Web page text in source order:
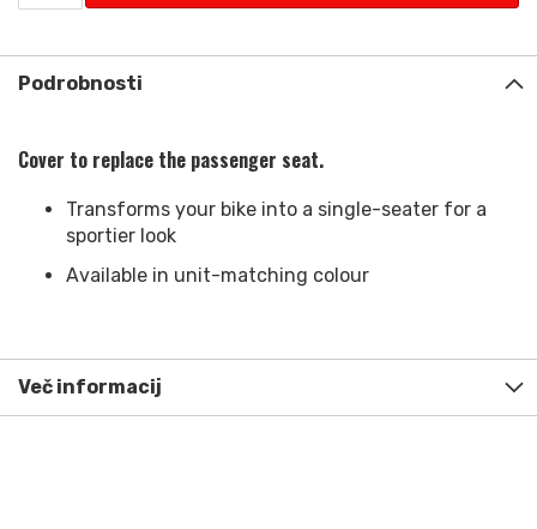
Podrobnosti
Cover to replace the passenger seat.
Transforms your bike into a single-seater for a
sportier look
Available in unit-matching colour
Več informacij